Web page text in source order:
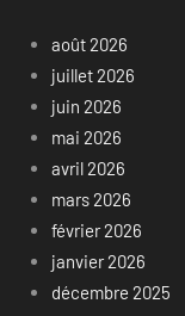
août 2026
juillet 2026
juin 2026
mai 2026
avril 2026
mars 2026
février 2026
janvier 2026
décembre 2025